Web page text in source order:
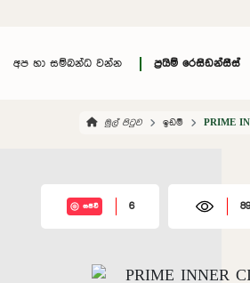
අප හා සම්බන්ධ වන්න ප්‍රයිම් රෙසිඩන්සීස්
මුල් පිටුව ඉඩම්
සජීවී 6